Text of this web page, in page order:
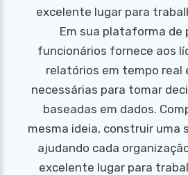
excelente lugar para
Em sua plataforma de
funcionários fornece aos
relatórios em tempo real
necessárias para tomar
baseadas em dados.
mesma ideia, construir uma
ajudando cada
excelente lugar para